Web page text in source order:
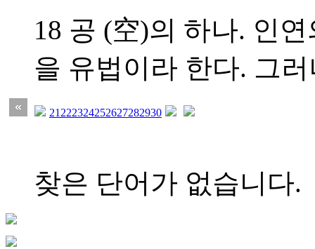
18 공 (空)의 하나. 인
을 유법이라 한다. 그러
21 222324252627282930
찾은 단어가 없습니다.